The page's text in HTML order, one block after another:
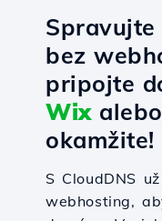
Spravujte
bez
pripojte
Wixalebo
okamžite!
S CloudDNS
webhosting,